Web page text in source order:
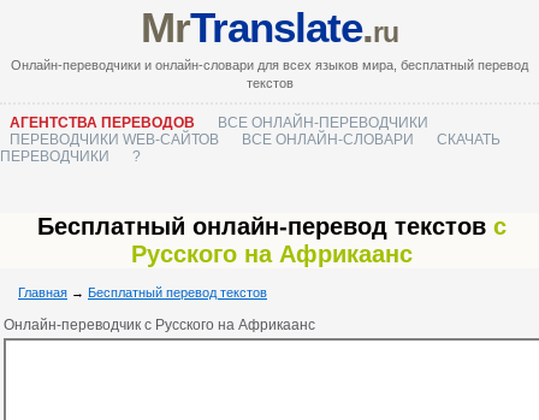
MrTranslate.ru
Онлайн-переводчики и онлайн-словари для всех языков мира, бесплатный перевод
текстов
АГЕНТСТВА ПЕРЕВОДОВ
ВСЕ ОНЛАЙН-ПЕРЕВОДЧИКИ
ПЕРЕВОДЧИКИ WEB-САЙТОВ
ВСЕ ОНЛАЙН-СЛОВАРИ
СКАЧАТЬ
ПЕРЕВОДЧИКИ
?
Бесплатный онлайн-перевод текстов с
Русского на Африкаанс
Главная → Бесплатный перевод текстов
Онлайн-переводчик с Русского на Африкаанс